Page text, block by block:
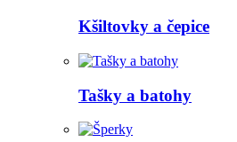
Kšiltovky a čepice
Tašky a batohy